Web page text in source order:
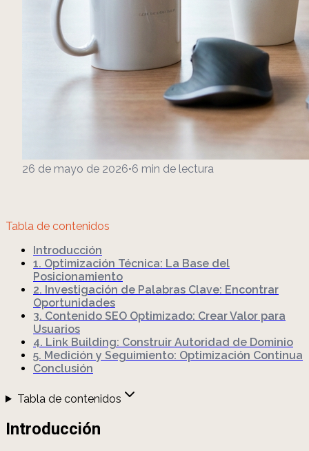
26 de mayo de 2026•6 min de lectura
Tabla de contenidos
Introducción
1. Optimización Técnica: La Base del
Posicionamiento
2. Investigación de Palabras Clave: Encontrar
Oportunidades
3. Contenido SEO Optimizado: Crear Valor para
Usuarios
4. Link Building: Construir Autoridad de Dominio
5. Medición y Seguimiento: Optimización Continua
Conclusión
Tabla de contenidos
Introducción